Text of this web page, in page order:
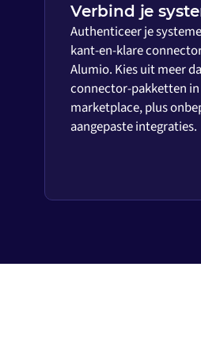
Verbind je
Authenticeer je
kant-en-klare
Alumio. Kies uit meer
connector-pakketten
marketplace, plus
aangepaste integraties.